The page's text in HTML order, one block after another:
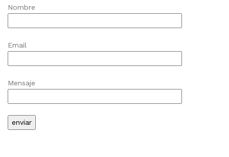
Nombre
Email
Mensaje